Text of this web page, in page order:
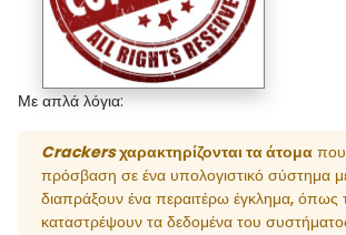
Με απλά λόγια:
Crackersχαρακτηρίζονται τα άτομα
πρόσβαση σε ένα υπολογιστικό σύστημα
διαπράξουν ένα περαιτέρω έγκλημα, όπως
καταστρέψουν τα δεδομένα του